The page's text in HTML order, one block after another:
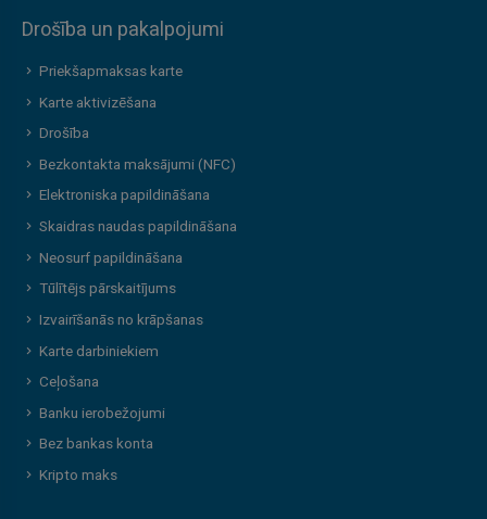
Drošība un pakalpojumi
Priekšapmaksas karte
Karte aktivizēšana
Drošība
Bezkontakta maksājumi (NFC)
Elektroniska papildināšana
Skaidras naudas papildināšana
Neosurf papildināšana
Tūlītējs pārskaitījums
Izvairīšanās no krāpšanas
Karte darbiniekiem
Ceļošana
Banku ierobežojumi
Bez bankas konta
Kripto maks